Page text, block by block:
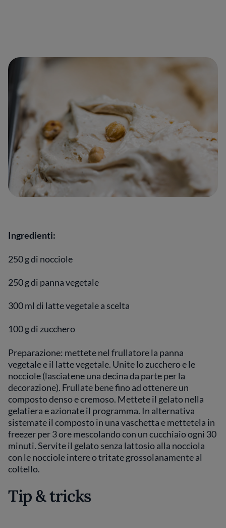
Ingredienti:
250 g di nocciole
250 g di panna vegetale
300 ml di latte vegetale a scelta
100 g di zucchero
Preparazione: mettete nel frullatore la panna
vegetale e il latte vegetale. Unite lo zucchero e le
nocciole (lasciatene una decina da parte per la
decorazione). Frullate bene fino ad ottenere un
composto denso e cremoso. Mettete il gelato nella
gelatiera e azionate il programma. In alternativa
sistemate il composto in una vaschetta e mettetela in
freezer per 3 ore mescolando con un cucchiaio ogni 30
minuti. Servite il gelato senza lattosio alla nocciola
con le nocciole intere o tritate grossolanamente al
coltello.
Tip & tricks